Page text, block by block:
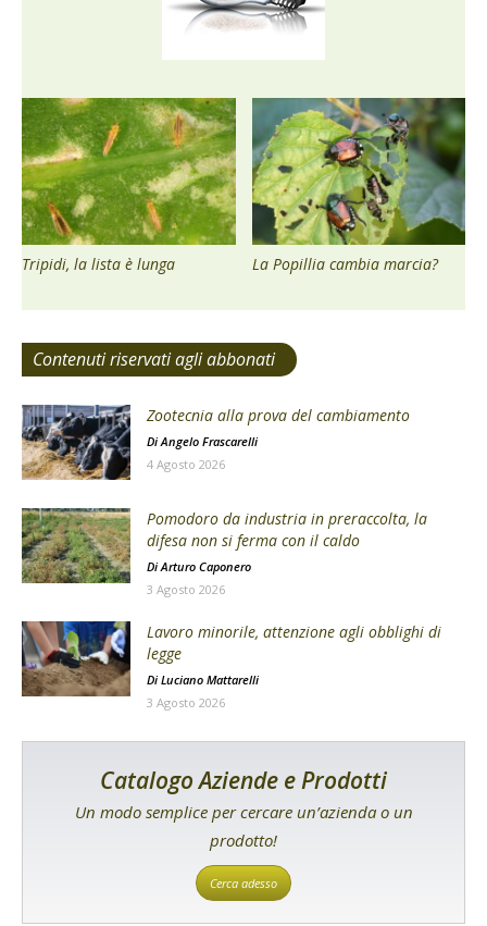
Tripidi, la lista è lunga La Popillia cambia marcia?
Contenuti riservati agli abbonati
Zootecnia alla prova del cambiamento
DiAngelo Frascarelli
4 Agosto 2026
Pomodoro da industria in preraccolta, la
difesa non si ferma con il caldo
Di Arturo Caponero
3 Agosto 2026
Lavoro minorile, attenzione agli obblighi di
legge
Di Luciano Mattarelli
3 Agosto 2026
Catalogo Aziende e Prodotti
Un modo semplice per cercare un’azienda o un
prodotto!
Cerca adesso